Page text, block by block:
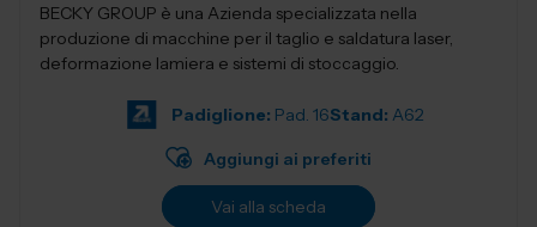
BECKY GROUP è una Azienda specializzata nella
produzione di macchine per il taglio e saldatura laser,
deformazione lamiera e sistemi di stoccaggio.
Padiglione: Pad. 16Stand: A62
Aggiungi ai preferiti
Vai alla scheda